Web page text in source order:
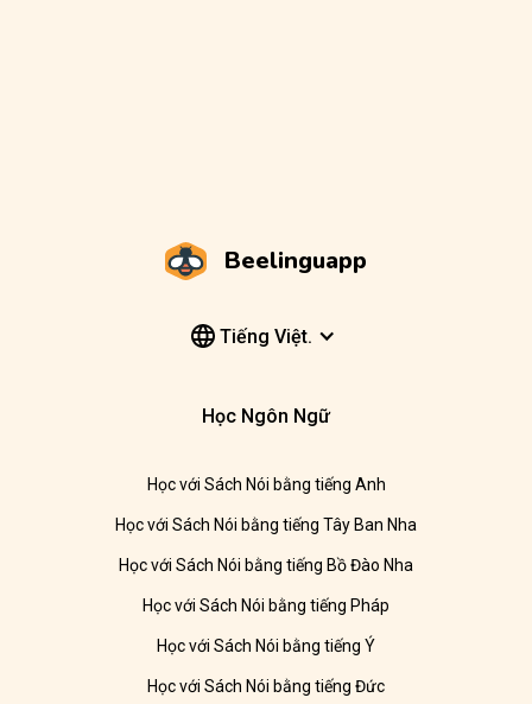
Beelinguapp
Tiếng Việt.
Học Ngôn Ngữ
Học với Sách Nói bằng tiếng Anh
Học với Sách Nói bằng tiếng Tây Ban Nha
Học với Sách Nói bằng tiếng Bồ Đào Nha
Học với Sách Nói bằng tiếng Pháp
Học với Sách Nói bằng tiếng Ý
Học với Sách Nói bằng tiếng Đức